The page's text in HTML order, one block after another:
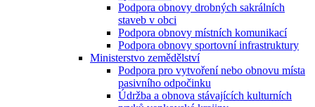
Podpora obnovy drobných sakrálních
staveb v obci
Podpora obnovy místních komunikací
Podpora obnovy sportovní infrastruktury
Ministerstvo zemědělství
Podpora pro vytvoření nebo obnovu místa
pasivního odpočinku
Údržba a obnova stávajících kulturních